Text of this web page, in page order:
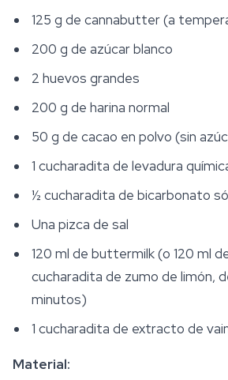
125 g de cannabutter (a
200 g de azúcar blanco
2 huevos grandes
200 g de harina normal
50 g de cacao en polvo (sin
1 cucharadita de levadura
½ cucharadita de bicarbonato
Una pizca de sal
120 ml de buttermilk (o 120 ml
cucharadita de zumo de limón,
minutos)
1 cucharadita de extracto de
Material: